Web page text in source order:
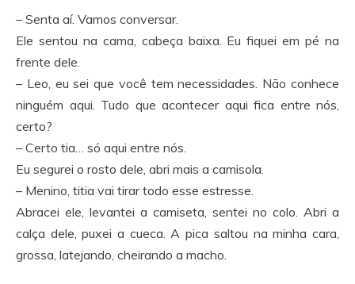
– Senta aí. Vamos conversar.
Ele sentou na cama, cabeça baixa. Eu fiquei em pé na
frente dele.
– Leo, eu sei que você tem necessidades. Não conhece
ninguém aqui. Tudo que acontecer aqui fica entre nós,
certo?
– Certo tia… só aqui entre nós.
Eu segurei o rosto dele, abri mais a camisola.
– Menino, titia vai tirar todo esse estresse.
Abracei ele, levantei a camiseta, sentei no colo. Abri a
calça dele, puxei a cueca. A pica saltou na minha cara,
grossa, latejando, cheirando a macho.